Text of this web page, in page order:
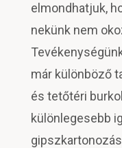
elmondhatjuk,
nekünk nem
már különböző
és tetőtéri
különlegesebb